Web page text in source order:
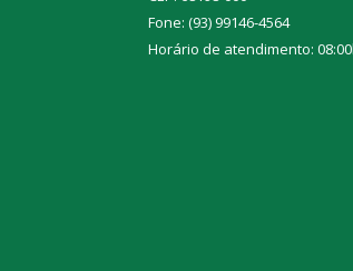
Fone: (93) 99146-4564
Horário de atendimento: